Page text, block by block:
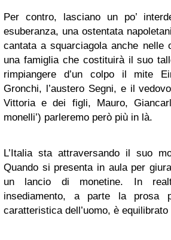
Per contro, lasciano un po’
esuberanza, una ostentata
cantata a squarciagola anche nelle
una famiglia che costituirà il suo
rimpiangere d’un colpo il mite
Gronchi, l’austero Segni, e il
Vittoria e dei figli, Mauro,
monelli’) parleremo però più in là.
L’Italia sta attraversando il suo
Quando si presenta in aula per
un lancio di monetine. In
insediamento, a parte la prosa
caratteristica dell’uomo, è